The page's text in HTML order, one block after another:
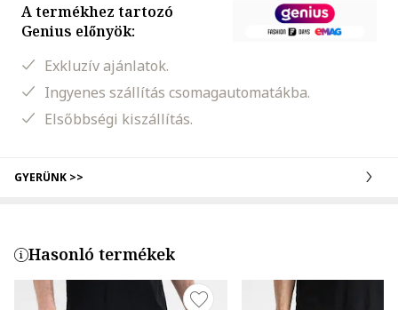
A termékhez tartozó
Genius előnyök:
Exkluzív ajánlatok.
Ingyenes szállítás csomagautomatákba.
Elsőbbségi kiszállítás.
GYERÜNK >>
Hasonló termékek